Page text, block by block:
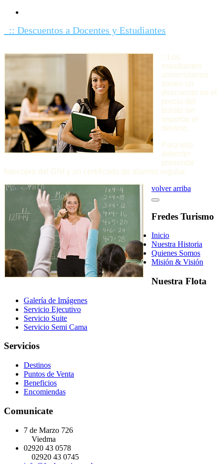
:: Descuentos a Docentes y Estudiantes
:: Los
estudiantes
universitarios
tienen un
descuento en el
precio del
boleto sin
importar el
destino.
Para ello
deberán
presentar
fotocopia del DNI y un certificado de alumno regular.
volver arriba
Fredes Turismo
Inicio
Nuestra Historia
Quienes Somos
Misión & Visión
Nuestra Flota
Galería de Imágenes
Servicio Ejecutivo
Servicio Suite
Servicio Semi Cama
Servicios
Destinos
Puntos de Venta
Beneficios
Encomiendas
Comunicate
7 de Marzo 726
Viedma
02920 43 0578
02920 43 0745